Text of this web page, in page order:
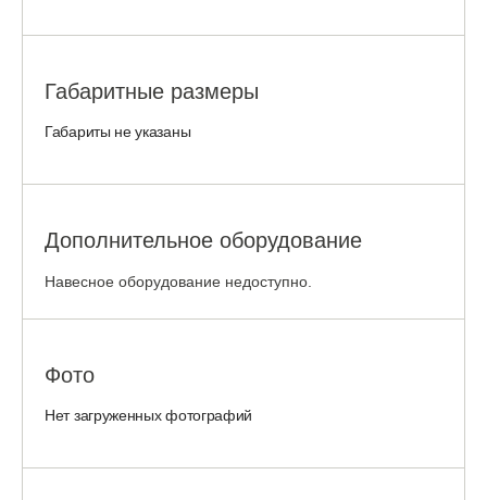
Габаритные размеры
Габариты не указаны
Дополнительное оборудование
Навесное оборудование недоступно.
Фото
Нет загруженных фотографий